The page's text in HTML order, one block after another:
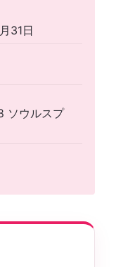
31日
ソウルスプ